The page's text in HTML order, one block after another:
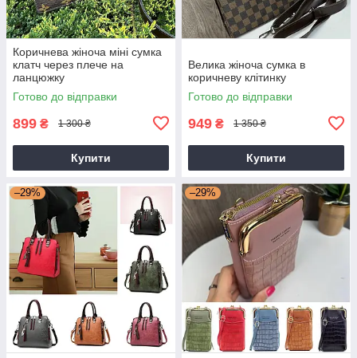
Коричнева жіноча міні сумка
клатч через плече на
ланцюжку
Готово до відправки
899 ₴ 1 300 ₴
Купити
Велика жіноча сумка в
коричневу клітинку
Готово до відправки
949 ₴ 1 350 ₴
Купити
–29% –29%